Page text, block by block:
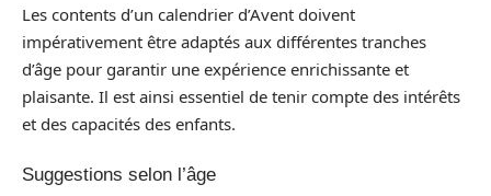
Les contents d’un calendrier d’Avent doivent
impérativement être adaptés aux différentes tranches
d’âge pour garantir une expérience enrichissante et
plaisante. Il est ainsi essentiel de tenir compte des intérêts
et des capacités des enfants.
Suggestions selon l’âge